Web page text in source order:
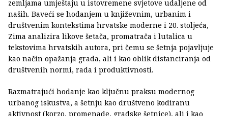
zemljama umještaju u istovremene svjetove udaljene od
naših. Baveći se hodanjem u književnim, urbanim i
društvenim kontekstima hrvatske moderne i 20. stoljeća,
Zima analizira likove šetača, promatrača i lutalica u
tekstovima hrvatskih autora, pri čemu se šetnja pojavljuje
kao način opažanja grada, ali i kao oblik distanciranja od
društvenih normi, rada i produktivnosti.
Razmatrajući hodanje kao ključnu praksu modernog
urbanog iskustva, a šetnju kao društveno kodiranu
aktivnost (korzo, promenade, gradske šetnice), ali i kao